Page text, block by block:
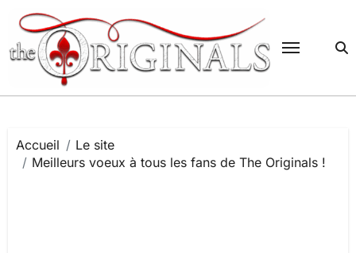
contenu
Accueil
Le site
Meilleurs voeux à tous les fans de The Originals !